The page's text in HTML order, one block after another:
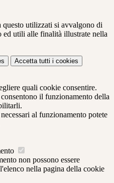
utilizzati si avvalgono di
ed utili alle finalità illustrate nella
Accetta tutti i cookies
quali cookie consentire.
il funzionamento della
al funzionamento potete
non possono essere
nella pagina della cookie